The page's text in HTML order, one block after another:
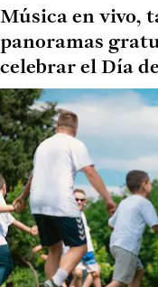
Música en vivo,
panoramas
celebrar el Día